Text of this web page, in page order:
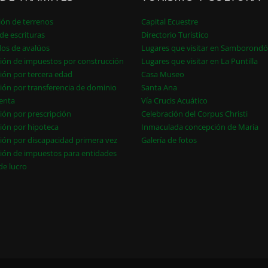
de terrenos
escrituras
de avalúos
de impuestos por construcción
por tercera edad
por transferencia de dominio
por prescripción
por hipoteca
por discapacidad primera vez
de impuestos para entidades
lucro
Capital Ecuestre
Directorio Turístico
Lugares que visitar en
Lugares que visitar en La Puntilla
Casa Museo
Santa Ana
Vía Crucis Acuático
Celebración del Corpus Christi
Inmaculada concepción de María
Galería de fotos